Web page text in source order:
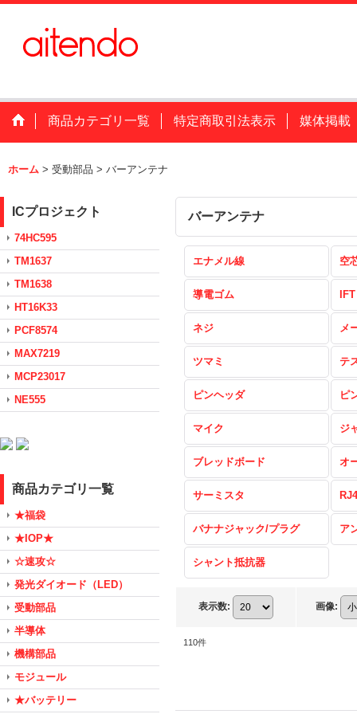
商品カテゴリ一覧 特定商取引法表示 媒体掲載
ホーム > 受動部品 > バーアンテナ
ICプロジェクト
74HC595
TM1637
TM1638
HT16K33
PCF8574
MAX7219
MCP23017
NE555
商品カテゴリ一覧
★福袋
★IOP★
☆速攻☆
発光ダイオード（LED）
受動部品
半導体
機構部品
モジュール
★バッテリー
バーアンテナ
エナメル線 空
導電ゴム IFT
ネジ メ
ツマミ テ
ピンヘッダ ピ
マイク ジ
ブレッドボード オ
サーミスタ
バナナジャック/プラグ ア
シャント抵抗器
表示数: 画像:
110件